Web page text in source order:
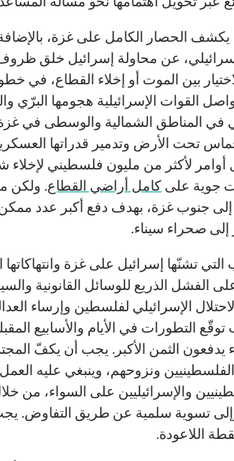
يكشف الحصار الكامل على غزة،
عن محاولة إسرائيل خلق
بين الموت أو إخلاء القطاع، في
القوات الإسرائيلية هجومها البرّي
في المناطق الشمالية والوسطى في غزة
حماس تحت الأرض وتدمير قدراتها
أوامر لأكثر من مليون فلسطيني
جوية على كامل أراضي القطاع. ولكن
إلى جنوب غزة، بهدف دفع أكبر عدد ممكن
إلى صحراء سيناء.
التي تشنّها إسرائيل على غزة
الفشل الذريع للوسائل القانونية
الإسرائيلي لفلسطين وإرساء
التطورات في الأيام والأسابيع
يدفعون الثمن الأكبر. يجب أن يكفّ
ونزوحهم، وينبغي عليه
والإسرائيليين على السواء، من
وإلى تسوية سلمية عن طريق التفاوض.
اللاعودة.